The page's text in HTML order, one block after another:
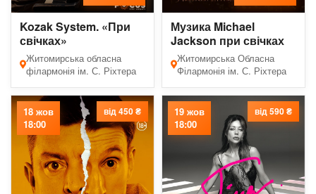
Kozak System. «При
свічках»
Житомирська обласна
філармонія ім. С. Ріхтера
Музика Michael
Jackson при свічках
Житомирська Обласна
Філармонія ім. С. Ріхтера
18 жов
18:00
від 450 ₴
19 жов
18:00
від 590 ₴